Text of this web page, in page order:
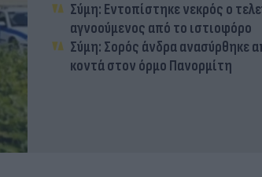
Σύμη: Εντοπίστηκε νεκρός ο
αγνοούμενος από το ιστιοφόρο
Σύμη: Σορός άνδρα ανασύρθηκε
κοντά στον όρμο Πανορμίτη